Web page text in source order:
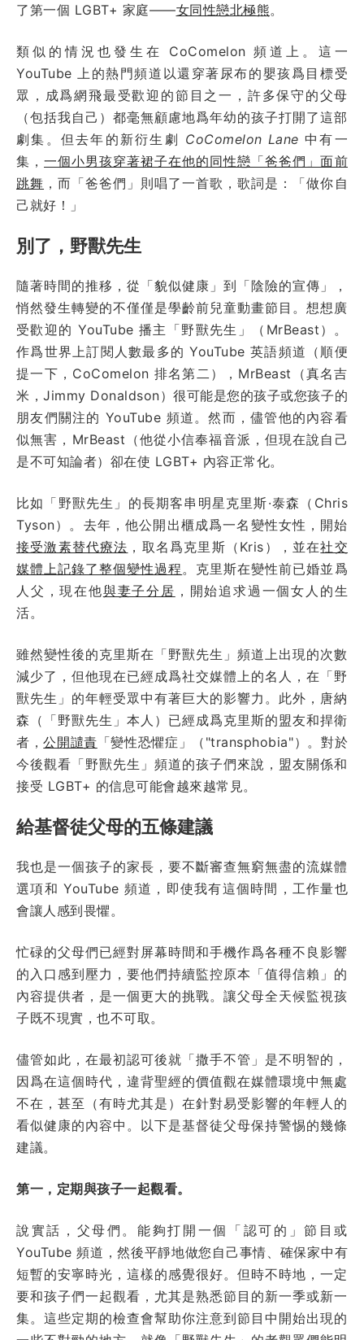
了第一個 LGBT+ 家庭——女同性戀北極熊。
類似的情況也發生在 CoComelon 頻道上。這一
YouTube 上的熱門頻道以還穿著尿布的嬰孩爲目標受
眾，成爲網飛最受歡迎的節目之一，許多保守的父母
（包括我自己）都毫無顧慮地爲年幼的孩子打開了這部
劇集。但去年的新衍生劇 CoComelon Lane 中有一
集，一個小男孩穿著裙子在他的同性戀「爸爸們」面前
跳舞 ，而「爸爸們」則唱了一首歌，歌詞是：「做你自
己就好！」
別了，野獸先生
隨著時間的推移，從「貌似健康」到「陰險的宣傳」，
悄然發生轉變的不僅僅是學齡前兒童動畫節目。想想廣
受歡迎的 YouTube 播主「野獸先生」（MrBeast）。
作爲世界上訂閱人數最多的 YouTube 英語頻道（順便
提一下，CoComelon 排名第二），MrBeast（真名吉
米，Jimmy Donaldson）很可能是您的孩子或您孩子的
朋友們關注的 YouTube 頻道。然而，儘管他的內容看
似無害，MrBeast（他從小信奉福音派，但現在說自己
是不可知論者）卻在使 LGBT+ 內容正常化。
比如「野獸先生」的長期客串明星克里斯·泰森（Chris
Tyson）。去年，他公開出櫃成爲一名變性女性，開始
接受激素替代療法 ，取名爲克里斯（Kris），並在社交
媒體上記錄了整個變性過程 。克里斯在變性前已婚並爲
人父，現在他與妻子分居 ，開始追求過一個女人的生
活。
雖然變性後的克里斯在「野獸先生」頻道上出現的次數
減少了，但他現在已經成爲社交媒體上的名人，在「野
獸先生」的年輕受眾中有著巨大的影響力。此外，唐納
森（「野獸先生」本人）已經成爲克里斯的盟友和捍衛
者，公開譴責 「變性恐懼症」（"transphobia"）。對於
今後觀看「野獸先生」頻道的孩子們來說，盟友關係和
接受 LGBT+ 的信息可能會越來越常見。
給基督徒父母的五條建議
我也是一個孩子的家長，要不斷審查無窮無盡的流媒體
選項和 YouTube 頻道，即使我有這個時間，工作量也
會讓人感到畏懼。
忙碌的父母們已經對屏幕時間和手機作爲各種不良影響
的入口感到壓力，要他們持續監控原本「值得信賴」的
內容提供者，是一個更大的挑戰。讓父母全天候監視孩
子既不現實，也不可取。
儘管如此，在最初認可後就「撒手不管」是不明智的，
因爲在這個時代，違背聖經的價值觀在媒體環境中無處
不在，甚至（有時尤其是）在針對易受影響的年輕人的
看似健康的內容中。以下是基督徒父母保持警惕的幾條
建議。
第一，定期與孩子一起觀看。
說實話，父母們。能夠打開一個「認可的」節目或
YouTube 頻道，然後平靜地做您自己事情、確保家中有
短暫的安寧時光，這樣的感覺很好。但時不時地，一定
要和孩子們一起觀看，尤其是熟悉節目的新一季或新一
集。這些定期的檢查會幫助你注意到節目中開始出現的